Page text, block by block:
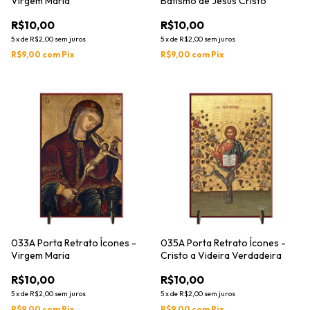
R$10,00
5xde R$2,00 sem juros
R$9,00 com Pix
R$10,00
5xde R$2,00 sem juros
R$9,00 com Pix
033A Porta Retrato Ícones -
Virgem Maria
R$10,00
5xde R$2,00 sem juros
035A Porta Retrato Ícones -
Cristo a Videira Verdadeira
R$10,00
5xde R$2,00 sem juros